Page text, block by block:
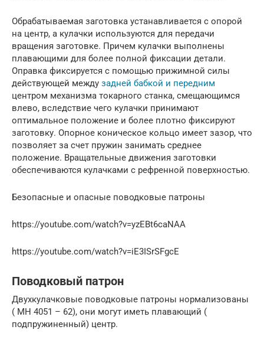
Обрабатываемая заготовка устанавливается с опорой
на центр, а кулачки используются для передачи
вращения заготовке. Причем кулачки выполнены
плавающими для более полной фиксации детали.
Оправка фиксируется с помощью прижимной силы
действующей между задней бабкой и передним
центром механизма токарного станка, смещающимся
влево, вследствие чего кулачки принимают
оптимальное положение и более плотно фиксируют
заготовку. Опорное коническое кольцо имеет зазор, что
позволяет за счет пружин занимать среднее
положение. Вращательные движения заготовки
обеспечиваются кулачками с рефренной поверхностью.
Безопасные и опасные поводковые патроны
https://youtube.com/watch?v=yzEBt6caNAA
https://youtube.com/watch?v=iE3ISrSFgcE
Поводковый патрон
Двухкулачковые поводковые патроны нормализованы
( МН 4051 – 62), они могут иметь плавающий (
подпружиненный) центр.